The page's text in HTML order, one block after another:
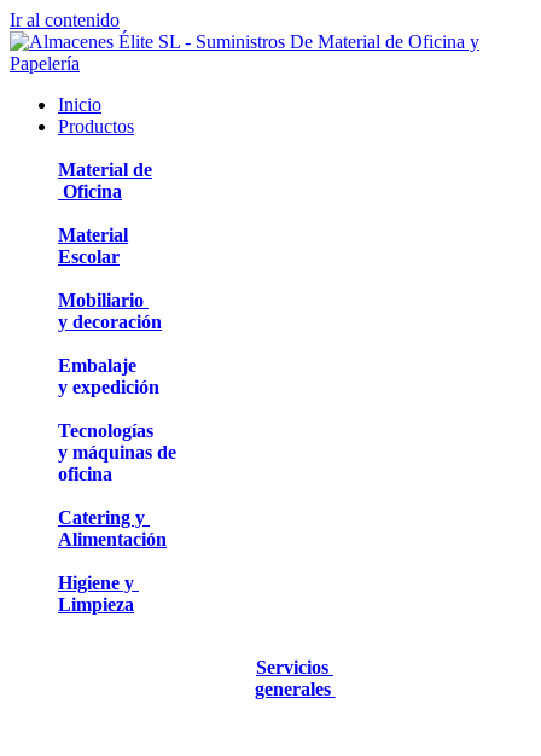
Ir al contenido
Inicio
Productos
Material de
Oficina
Material
Escolar
Mobiliario
y decoración
Embalaje
y expedición
Tecnologías
y máquinas de
oficina
Catering y
Alimentación
Higiene y
Limpieza
Servicios
generales